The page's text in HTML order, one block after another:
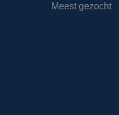
Meest gezocht